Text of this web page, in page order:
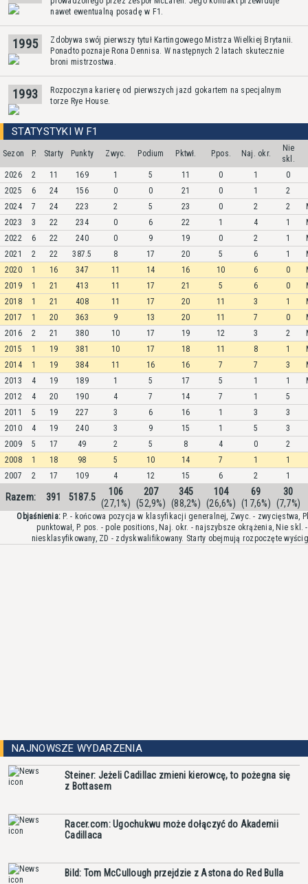
nawet ewentualną posadę w F1.
1995
Zdobywa swój pierwszy tytuł Kartingowego Mistrza Wielkiej Brytanii.
Ponadto poznaje Rona Dennisa. W następnych 2 latach skutecznie
broni mistrzostwa.
1993
Rozpoczyna karierę od pierwszych jazd gokartem na specjalnym
torze Rye House.
STATYSTYKI W F1
Sezon P. Starty Punkty Zwyc. Podium Pktwł. P.pos. Naj. okr.
Nie
skl.
2026
2 11 169 1 5 11 0 1
0
2025
6 24 156 0 0 21 0 1
2
2024
7 24 223 2 5 23 0 2 2
2023
3 22 234 0 6 22 1 4 1
2022
6 22 240 0 9 19 0 2 1
2021
2 22 387.5 8 17 20 5 6 1
2020
1 16 347 11 14 16 10 6 0
2019
1 21 413 11 17 21 5 6 0
2018
1 21 408 11 17 20 11 3 1
2017
1 20 363 9 13 20 11 7 0
2016
2 21 380 10 17 19 12 3 2
2015
1 19 381 10 17 18 11 8 1
2014
1 19 384 11 16 16 7 7 3
2013
4 19 189 1 5 17 5 1 1
2012
4 20 190 4 7 14 7 1
5
2011
5 19 227 3 6 16 1 3
3
2010
4 19 240 3 9 15 1 5
3
2009
5 17 49 2 5 8 4 0
2
2008
1 18 98 5 10 14 7 1
1
2007
2 17 109 4 12 15 6 2 1
Razem: 391 5187.5
106
(27,1%)
207
(52,9%)
345
(88,2%)
104
(26,6%)
69
(17,6%)
30
(7,7%)
Objaśnienia: P. - końcowa pozycja w klasyfikacji generalnej, Zwyc. - zwycięstwa,
punktował, P. pos. - pole positions, Naj. okr. - najszybsze okrążenia, Nie skl. -
niesklasyfikowany, ZD - zdyskwalifikowany. Starty obejmują rozpoczęte
NAJNOWSZE WYDARZENIA
Steiner: Jeżeli Cadillac zmieni kierowcę, to pożegna się
z Bottasem
Racer.com: Ugochukwu może dołączyć do Akademii
Cadillaca
Bild: Tom McCullough przejdzie z Astona do Red Bulla